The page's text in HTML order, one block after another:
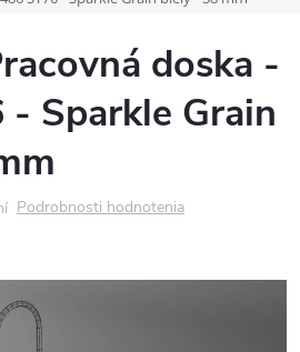
doska -
- Sparkle Grain
Podrobnosti hodnotenia